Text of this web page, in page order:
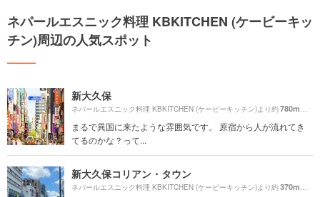
ネパールエスニック料理 KBKITCHEN (ケービーキッ
チン)周辺の人気スポット
新大久保
ネパールエスニック料理 KBKITCHEN (ケービーキッチン)より約780m
まるで異国に来たような雰囲気です。 原宿から人が流れてき
てるのかな？って...
新大久保コリアン・タウン
ネパールエスニック料理 KBKITCHEN (ケービーキッチン)より約370m